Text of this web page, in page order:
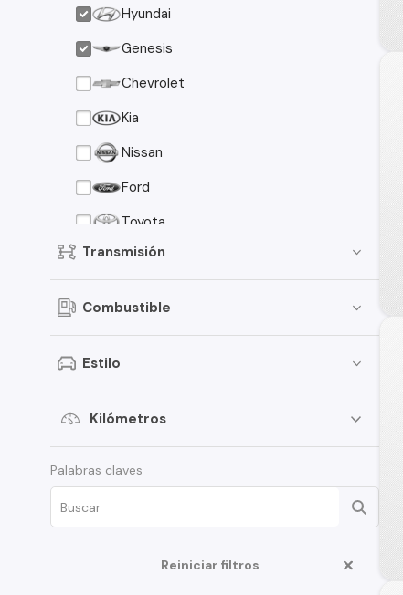
Hyundai
Genesis
Chevrolet
Kia
Nissan
Ford
Toyota
Suzuki
Volkswagen
SsangYong
Subaru
Transmisión
Combustible
Estilo
Kilómetros
Palabras claves
Reiniciar filtros